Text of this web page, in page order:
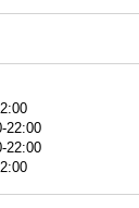
グループ企
22:00
22:00